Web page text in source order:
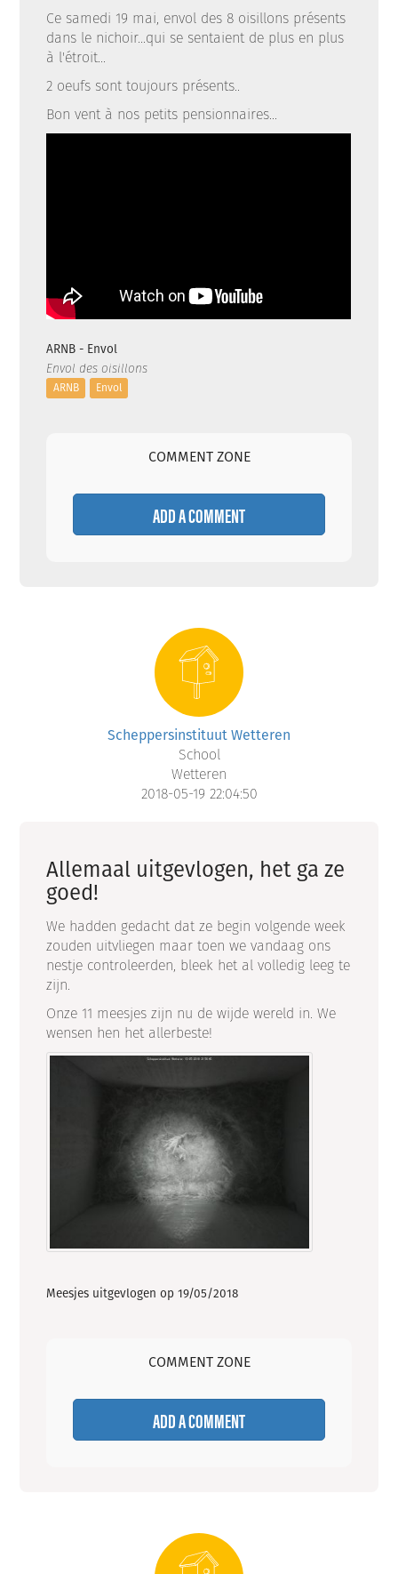
Ce samedi 19 mai, envol des 8 oisillons présents
dans le nichoir...qui se sentaient de plus en plus
à l'étroit...
2 oeufs sont toujours présents..
Bon vent à nos petits pensionnaires...
ARNB - Envol
Envol des oisillons
ARNB Envol
COMMENT ZONE
ADD A COMMENT
Scheppersinstituut Wetteren
School
Wetteren
2018-05-19 22:04:50
Allemaal uitgevlogen, het ga ze
goed!
We hadden gedacht dat ze begin volgende week
zouden uitvliegen maar toen we vandaag ons
nestje controleerden, bleek het al volledig leeg te
zijn.
Onze 11 meesjes zijn nu de wijde wereld in. We
wensen hen het allerbeste!
Meesjes uitgevlogen op 19/05/2018
COMMENT ZONE
ADD A COMMENT